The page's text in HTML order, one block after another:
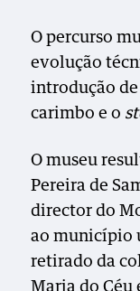
O percurso
evolução
introdução
carimbo e o
O museu
Pereira de
director do
ao município
retirado da
Maria do Céu